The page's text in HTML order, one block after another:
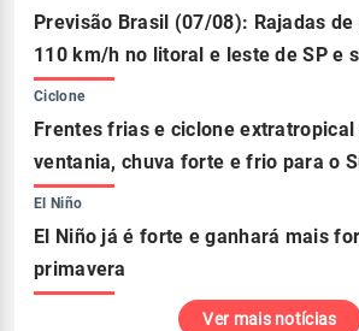
Previsão Brasil (07/08): Rajadas
110 km/h no litoral e leste de SP e
Ciclone
Frentes frias e ciclone extratropical
ventania, chuva forte e frio para o
El Niño
El Niño já é forte e ganhará mais
primavera
Ver mais notícias